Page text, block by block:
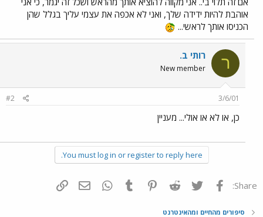
אוהבת להיות ידידה שלך, ואני לא אכפה את עצמי עליך בגלל שהן
הכניסו אותך לראשי...
ר רותי ב.
New member
3/6/01
#2
כן, או לא או אולי... מעניין
You must log in or register to reply here.
Share: פייסבוק Twitter
Reddit
Pinterest
Tumblr
WhatsAppדואר אלקטרוני
סיפורים מהחיים ומהאינטרנט